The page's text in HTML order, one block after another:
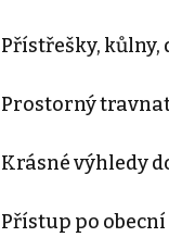
Přístřešky, kůlny,
Prostorný
Krásné výhledy
Přístup po